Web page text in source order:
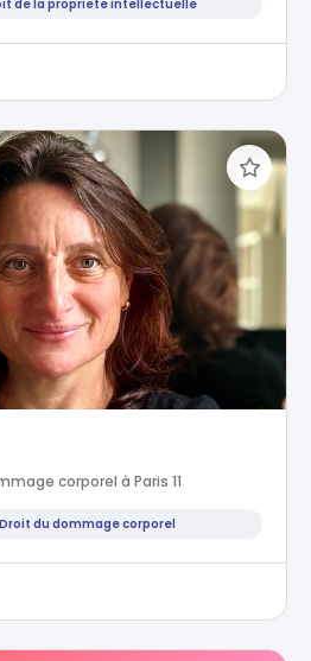
de la propriete intellectuelle
corporel à Paris 11
Droit du dommage corporel